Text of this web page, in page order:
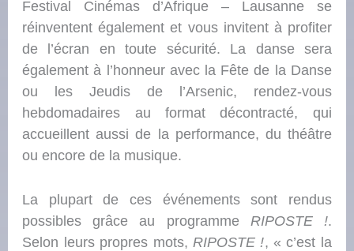
Festival Cinémas d’Afrique – Lausanne se
réinventent également et vous invitent à profiter
de l’écran en toute sécurité. La danse sera
également à l’honneur avec la Fête de la Danse
ou les Jeudis de l’Arsenic, rendez-vous
hebdomadaires au format décontracté, qui
accueillent aussi de la performance, du théâtre
ou encore de la musique.
La plupart de ces événements sont rendus
possibles grâce au programme RIPOSTE !.
Selon leurs propres mots, RIPOSTE !, « c’est la